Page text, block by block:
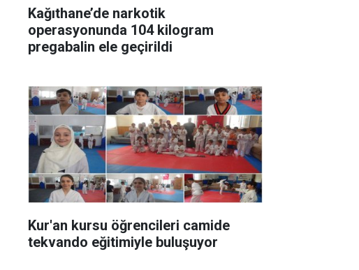
Kağıthane’de narkotik
operasyonunda 104 kilogram
pregabalin ele geçirildi
Kur'an kursu öğrencileri camide
tekvando eğitimiyle buluşuyor